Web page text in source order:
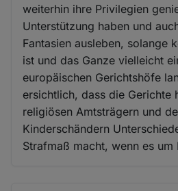
weiterhin ihre Privilegien
Unterstützung haben und
Fantasien ausleben, solange
ist und das Ganze vielleicht
europäischen Gerichtshöfe
ersichtlich, dass die Gerichte
religiösen Amtsträgern und
Kinderschändern
Strafmaß macht, wenn es um